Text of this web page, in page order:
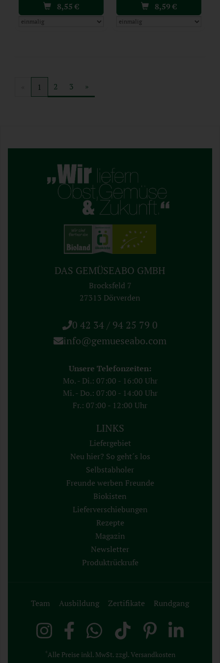
8,55€
8,59€
1 2 3 »
DAS GEMÜSEABO GMBH
Brocksfeld 7
27313 Dörverden
0 42 34 / 94 25 79 0
info@gemueseabo.com
Unsere Telefonzeiten:
Mo. - Di.: 07:00 - 16:00 Uhr
Mi. - Do.: 07:00 - 14:00 Uhr
Fr.: 07:00 - 12:00 Uhr
LINKS
Liefergebiet
Neu hier? So geht´s los
Selbstabholer
Freunde werben Freunde
Biokisten
Lieferverschiebungen
Rezepte
Magazin
Newsletter
Produktrückrufe
Team Ausbildung Zertifikate Rundgang
*Alle Preise inkl. MwSt. zzgl. Versandkosten